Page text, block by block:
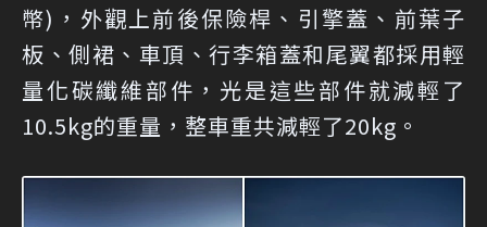
幣)，外觀上前後保險桿、引擎蓋、前葉子
板、側裙、車頂、行李箱蓋和尾翼都採用輕
量化碳纖維部件，光是這些部件就減輕了
10.5kg的重量，整車重共減輕了20kg。